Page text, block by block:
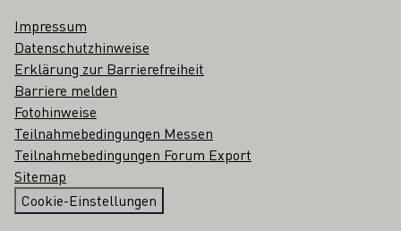
Impressum
Datenschutzhinweise
Erklärung zur Barrierefreiheit
Barriere melden
Fotohinweise
Teilnahmebedingungen Messen
Teilnahmebedingungen Forum Export
Sitemap
Cookie-Einstellungen